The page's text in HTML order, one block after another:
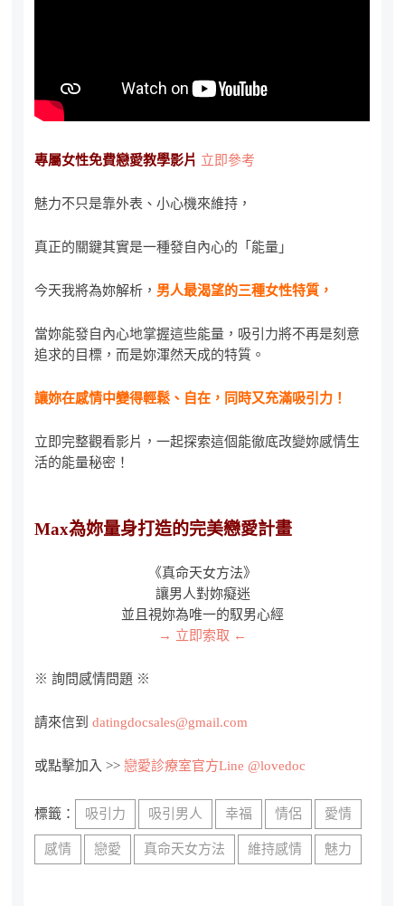
專屬女性免費戀愛教學影片 立即參考
魅力不只是靠外表、小心機來維持，
真正的關鍵其實是一種發自內心的「能量」
今天我將為妳解析， 男人最渴望的三種女性特質，
當妳能發自內心地掌握這些能量，吸引力將不再是刻意
追求的目標，而是妳渾然天成的特質。
讓妳在感情中變得輕鬆、自在，同時又充滿吸引力！
立即完整觀看影片，一起探索這個能徹底改變妳感情生
活的能量秘密！
Max為妳量身打造的完美戀愛計畫
《真命天女方法》
讓男人對妳癡迷
並且視妳為唯一的馭男心經
→ 立即索取 ←
※ 詢問感情問題 ※
請來信到datingdocsales@gmail.com
或點擊加入 >>戀愛診療室官方Line @lovedoc
標籤： 吸引力 吸引男人 幸福 情侶 愛情
感情 戀愛 真命天女方法 維持感情 魅力